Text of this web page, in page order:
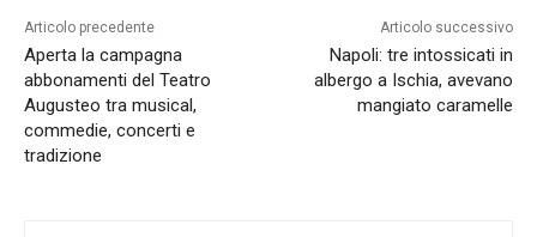
Articolo precedente
Aperta la campagna
abbonamenti del Teatro
Augusteo tra musical,
commedie, concerti e
tradizione
Articolo successivo
Napoli: tre intossicati in
albergo a Ischia, avevano
mangiato caramelle